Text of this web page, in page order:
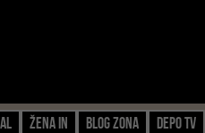
Žena IN Blog zona Depo TV